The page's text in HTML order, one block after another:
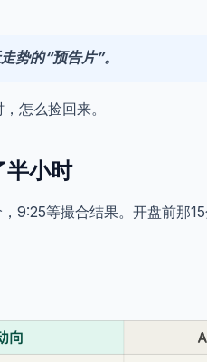
势的“预告片”。
怎么捡回来。
半小时
9:25等撮合结果。开盘前那15